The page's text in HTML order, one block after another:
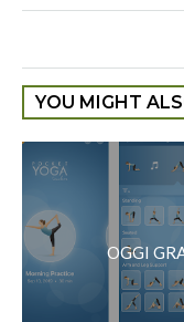
YOU MIGHT
OGGI